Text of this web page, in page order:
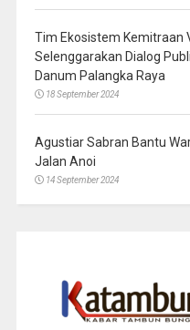
Tim Ekosistem Kemitraan
Selenggarakan Dialog
Danum Palangka Raya
18 September 2024
Agustiar Sabran Bantu
Jalan Anoi
14 September 2024